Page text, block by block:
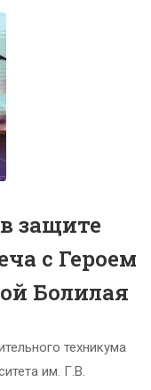
защите
с Героем
Болилая
техникума
им. Г.В.